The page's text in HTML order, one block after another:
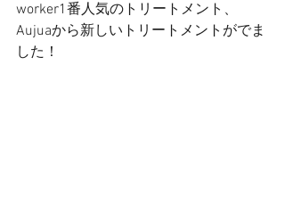
worker1番人気のトリートメント、
Aujuaから新しいトリートメントがでま
した！